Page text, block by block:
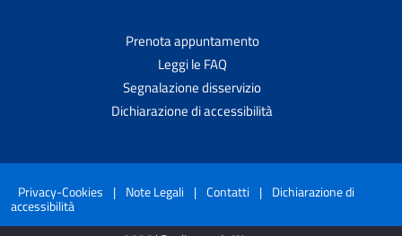
Prenota appuntamento
Leggi le FAQ
Segnalazione disservizio
Dichiarazione di accessibilità
Privacy-Cookies | Note Legali | Contatti | Dichiarazione di
accessibilità